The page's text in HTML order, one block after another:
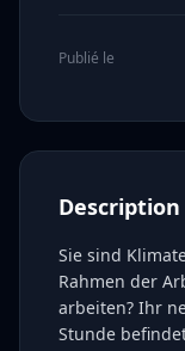
Publié le
Sie sind
Rahmen der
arbeiten? Ihr
Stunde